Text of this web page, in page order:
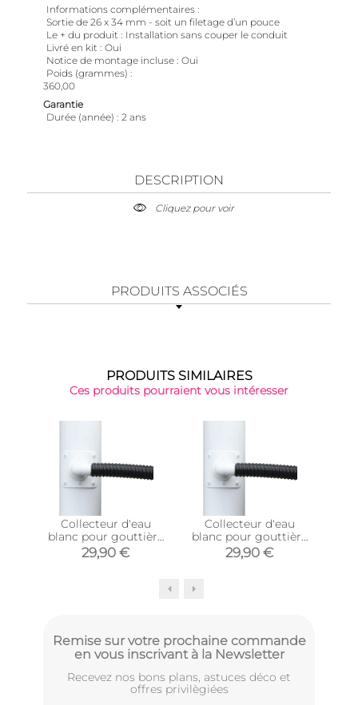
Informations complémentaires
Sortie de 26 x 34 mm - soit un filetage d’un pouce
Le + du produit
Installation sans couper le conduit
Livré en kit
Oui
Notice de montage incluse Oui
Poids (grammes)
360,00
Garantie
Durée (année)
2 ans
DESCRIPTION
Cliquez pour voir
PRODUITS ASSOCIÉS
PRODUITS SIMILAIRES
Ces produits pourraient vous intéresser
Collecteur d'eau
blanc pour gouttière
circulaire (Pour
descente circulaire 80
29,90 €
Collecteur d'eau
blanc pour gouttière
circulaire (Pour
descente circulaire
29,90 €
Remise sur votre prochaine commande
en vous inscrivant à la Newsletter
Recevez nos bons plans, astuces déco et
offres privilègiées